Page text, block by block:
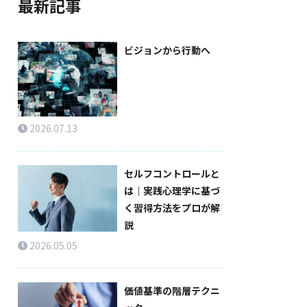
最新記事
ビジョンから行動へ
2026.07.13
セルフコントロールと
は｜実践心理学に基づ
く習得方法をプロが解
説
2026.05.05
価値基準の階層テクニ